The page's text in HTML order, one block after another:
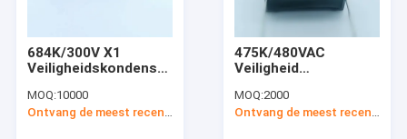
het koord van het optische vezelflard
Veiligheid van hoogspanningscondensatoren
684K/300V X1
Veiligheidskondensator
industriële
toepassingen
MOQ:10000
475K/480VAC
Veiligheid
voor EMI-filters
MOQ:2000